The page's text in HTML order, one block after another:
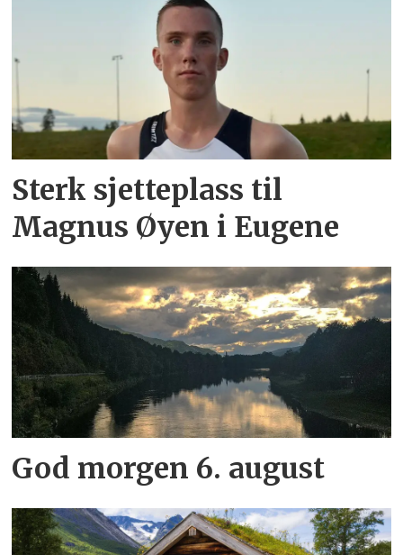
Sterk sjetteplass til
Magnus Øyen i Eugene
God morgen 6. august